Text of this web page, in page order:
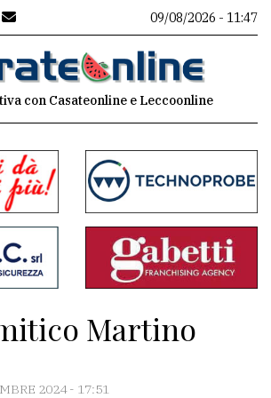
09/08/2026 - 11:47
con Casateonline e Leccoonline
Martino
2024 - 17:51